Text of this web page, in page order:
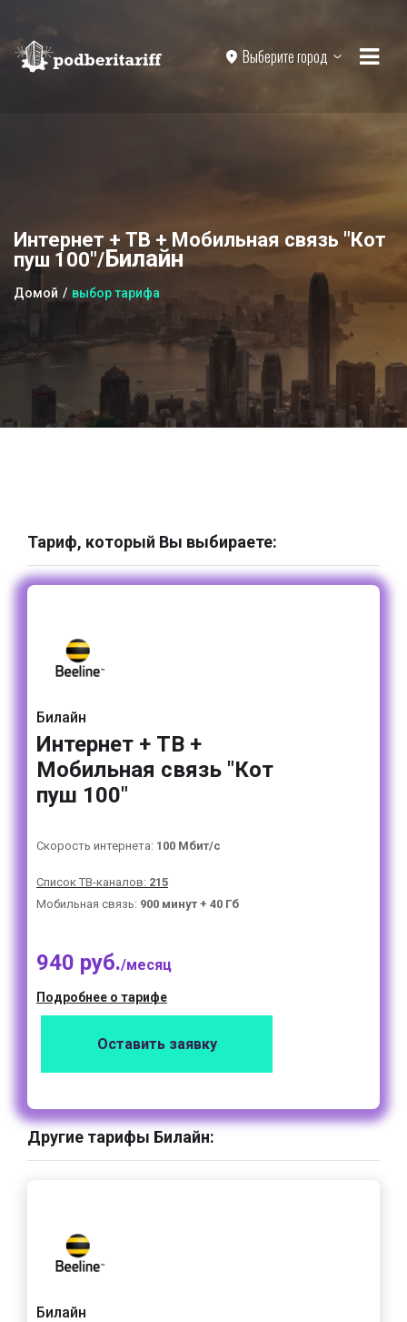
Выберите город
Интернет + ТВ + Мобильная связь "Кот
пуш 100"/Билайн
Домой выбор тарифа
Тариф, который Вы выбираете:
Билайн
Интернет + ТВ +
Мобильная связь "Кот
пуш 100"
Скорость интернета: 100 Мбит/с
Список ТВ-каналов: 215
Мобильная связь: 900 минут + 40 Гб
940 руб./месяц
Подробнее о тарифе
Оставить заявку
Другие тарифы Билайн:
Билайн